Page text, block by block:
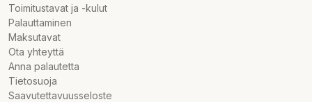
Toimitustavat ja -kulut
Palauttaminen
Maksutavat
Ota yhteyttä
Anna palautetta
Tietosuoja
Saavutettavuusseloste